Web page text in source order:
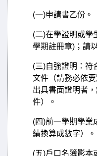
(一)申請書乙份。
(二)在學證明或學
學期註冊章) ；請
(三)自強證明：符
文件（請務必依
出具書面證明者
件）。
(四)前一學期學業
績換算成數字）。
(五)戶口名簿影本